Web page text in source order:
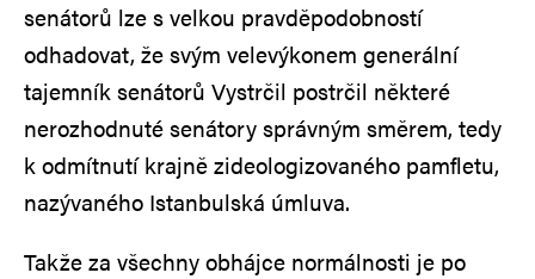
senátorů lze s velkou pravděpodobností
odhadovat, že svým velevýkonem generální
tajemník senátorů Vystrčil postrčil některé
nerozhodnuté senátory správným směrem, tedy
k odmítnutí krajně zideologizovaného pamfletu,
nazývaného Istanbulská úmluva.
Takže za všechny obhájce normálnosti je po